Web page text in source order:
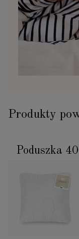
Produkty
Poduszka